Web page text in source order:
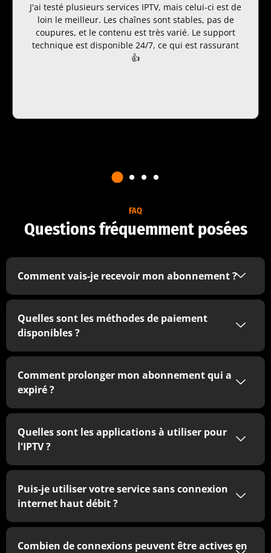
J'ai testé plusieurs services IPTV, mais celui-ci est de
loin le meilleur. Les chaînes sont stables, pas de
coupures, et le contenu est très varié. Le support
technique est disponible 24/7, ce qui est rassurant
👍
FAQ
Questions fréquemment posées
Comment vais-je recevoir mon abonnement ?
Quelles sont les méthodes de paiement
disponibles ?
Comment prolonger mon abonnement qui a
expiré ?
Quelles sont les applications à utiliser pour
l'IPTV ?
Puis-je utiliser votre service sans connexion
internet haut débit ?
Combien de connexions peuvent être actives en